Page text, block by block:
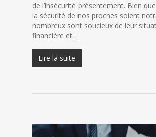
de l’insécurité présentement. Bien
la sécurité de nos proches soient
nombreux sont soucieux de leur
financière et…
Lire la suite